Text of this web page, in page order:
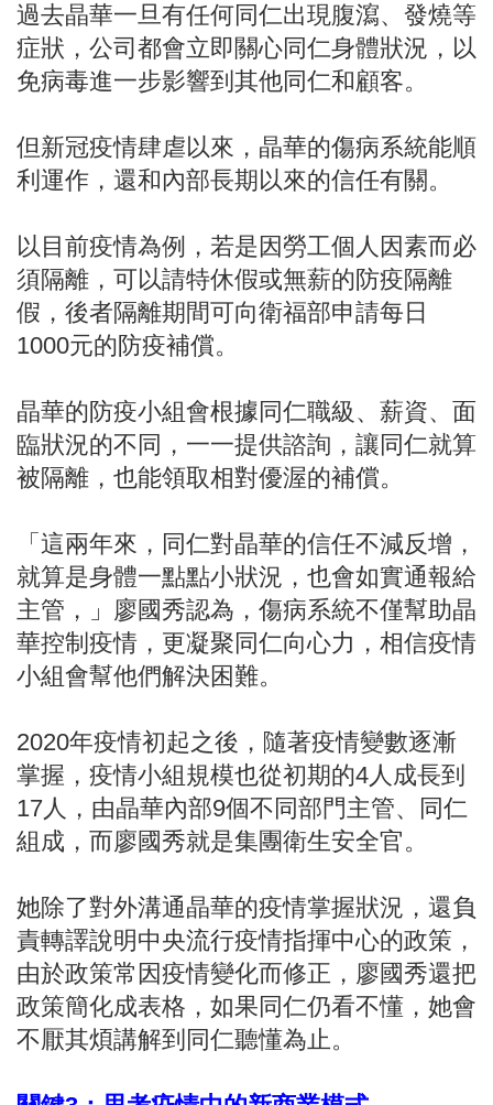
過去晶華一旦有任何同仁出現腹瀉、發燒等
症狀，公司都會立即關心同仁身體狀況，以
免病毒進一步影響到其他同仁和顧客。
但新冠疫情肆虐以來，晶華的傷病系統能順
利運作，還和內部長期以來的信任有關。
以目前疫情為例，若是因勞工個人因素而必
須隔離，可以請特休假或無薪的防疫隔離
假，後者隔離期間可向衛福部申請每日
1000元的防疫補償。
晶華的防疫小組會根據同仁職級、薪資、面
臨狀況的不同，一一提供諮詢，讓同仁就算
被隔離，也能領取相對優渥的補償。
「這兩年來，同仁對晶華的信任不減反增，
就算是身體一點點小狀況，也會如實通報給
主管，」廖國秀認為，傷病系統不僅幫助晶
華控制疫情，更凝聚同仁向心力，相信疫情
小組會幫他們解決困難。
2020年疫情初起之後，隨著疫情變數逐漸
掌握，疫情小組規模也從初期的4人成長到
17人，由晶華內部9個不同部門主管、同仁
組成，而廖國秀就是集團衛生安全官。
她除了對外溝通晶華的疫情掌握狀況，還負
責轉譯說明中央流行疫情指揮中心的政策，
由於政策常因疫情變化而修正，廖國秀還把
政策簡化成表格，如果同仁仍看不懂，她會
不厭其煩講解到同仁聽懂為止。